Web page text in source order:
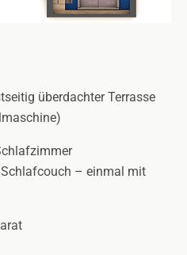
überdachter Terrasse
– einmal mit